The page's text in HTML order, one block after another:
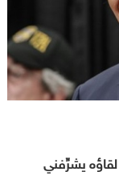
يشرِّفني